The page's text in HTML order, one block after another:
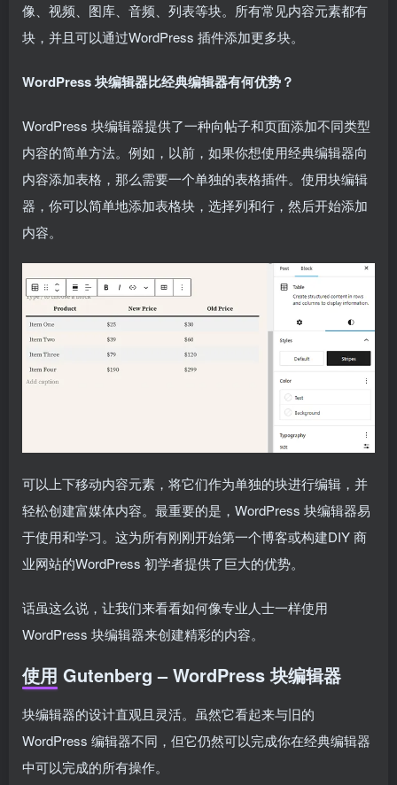
像、视频、图库、音频、列表等块。所有常见内容元素都有
块，并且可以通过WordPress 插件添加更多块。
WordPress 块编辑器比经典编辑器有何优势？
WordPress 块编辑器提供了一种向帖子和页面添加不同类型
内容的简单方法。例如，以前，如果你想使用经典编辑器向
内容添加表格，那么需要一个单独的表格插件。使用块编辑
器，你可以简单地添加表格块，选择列和行，然后开始添加
内容。
可以上下移动内容元素，将它们作为单独的块进行编辑，并
轻松创建富媒体内容。最重要的是，WordPress 块编辑器易
于使用和学习。这为所有刚刚开始第一个博客或构建DIY 商
业网站的WordPress 初学者提供了巨大的优势。
话虽这么说，让我们来看看如何像专业人士一样使用
WordPress 块编辑器来创建精彩的内容。
使用 Gutenberg – WordPress 块编辑器
块编辑器的设计直观且灵活。虽然它看起来与旧的
WordPress 编辑器不同，但它仍然可以完成你在经典编辑器
中可以完成的所有操作。